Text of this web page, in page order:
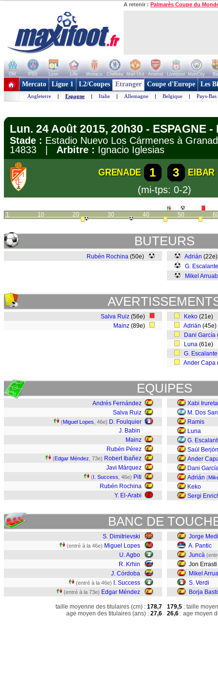
A retenir : Palmarès Coupe du
OM PSG Lyon Lille Monaco Chelsea Man Utd Arsenal Liverpool ManCity
+ de clubs
Mercato Ligue 1 L2/Coupes Etranger Coupe d'Europe Les
Angleterre | Espagne | Italie | Allemagne | Belgique | Pays-Bas
Lun. 24 Août 2015, 20h30 - ESPAGNE
Stade : Estadio Nuevo Los Cármenes à
14833 | Arbitre : Ignacio Iglesias
GRENADE 1 3
EIBAR
(mi-tps: 0-2)
1 10 20 30 40 50
BUTEURS
Rubén Rochina (50e) Adrián
G. Escalante
Mikel
Salva Ruiz (56e)
Mainz (89e)
Keko (21e)
Adrián
Dani García
Luna (61e)
G. Escalante
Ander Capa
EQUIPES
Andrés Fernández
Salva Ruiz
(Miguel Lopes , 46e) D. Foulquier
J. Babin
Mainz
Rubén Pérez
(Edgar Méndez , 73e) Robert Ibañez
Javi Márquez
(I. Success , 46e) Piti
Rubén Rochina
Y. El-Arabi
Xabi Irureta
M. Dos
Ramis
Luna
G.
Saúl Berjón
Ander
Dani
Adrián (
Keko
Sergi
BANC DE
S. Dimitrievski
(entré à la 46e) Miguel Lopes
U. Agbo
R. Krhin
J. Córdoba
(entré à la 46e) I. Success
(entré à la 73e) Edgar Méndez
taille moyenne des titulaires (cm) : 178,7
age moyen des titulaires (ans) : 27,6
Jorge
A. Pantic
Juncà
Jon Errasti
Mikel
S. Verdi
Borja
179,5 : taille
26,6 : age moyen